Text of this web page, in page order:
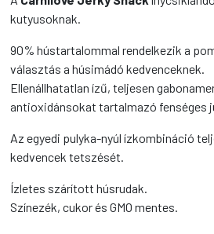
kutyusoknak.
90% hústartalommal rendelkezik a
választás a húsimádó kedvenceknek.
Ellenállhatatlan ízű, teljesen
antioxidánsokat tartalmazó fenséges
Az egyedi pulyka-nyúl ízkombináció
kedvencek tetszését.
Ízletes szárított húsrudak.
Színezék, cukor és GMO mentes.